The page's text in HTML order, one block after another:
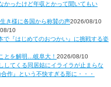
かったけど年収とかって聞いてもい
き様に各国から称賛の声2026/08/10
10
『はじめてのおつかい』に挑戦する姿
とを解明…岐阜大！ 2026/08/10
してくる同居姑にイライラが止まらな
作』という不快すぎる形に・・・